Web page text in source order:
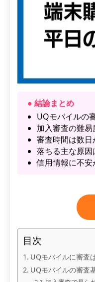
● 結論まとめ
UQモバイルの
加入審査の難易
審査時間は数
落ちる主な原
信用情報に不
目次
UQモバイルに審査
UQモバイルの審査